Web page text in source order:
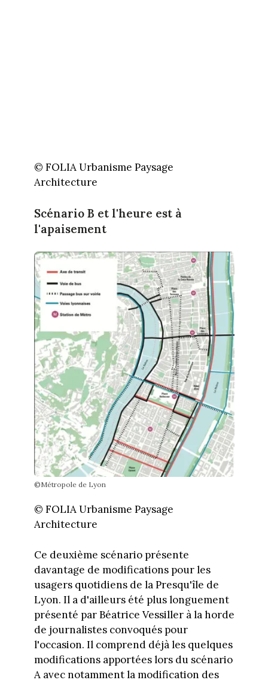
© FOLIA Urbanisme Paysage
Architecture
Scénario B et l'heure est à
l'apaisement
©Métropole de Lyon
© FOLIA Urbanisme Paysage
Architecture
Ce deuxième scénario présente
davantage de modifications pour les
usagers quotidiens de la Presqu'île de
Lyon. Il a d'ailleurs été plus longuement
présenté par Béatrice Vessiller à la horde
de journalistes convoqués pour
l'occasion. Il comprend déjà les quelques
modifications apportées lors du scénario
A avec notamment la modification des